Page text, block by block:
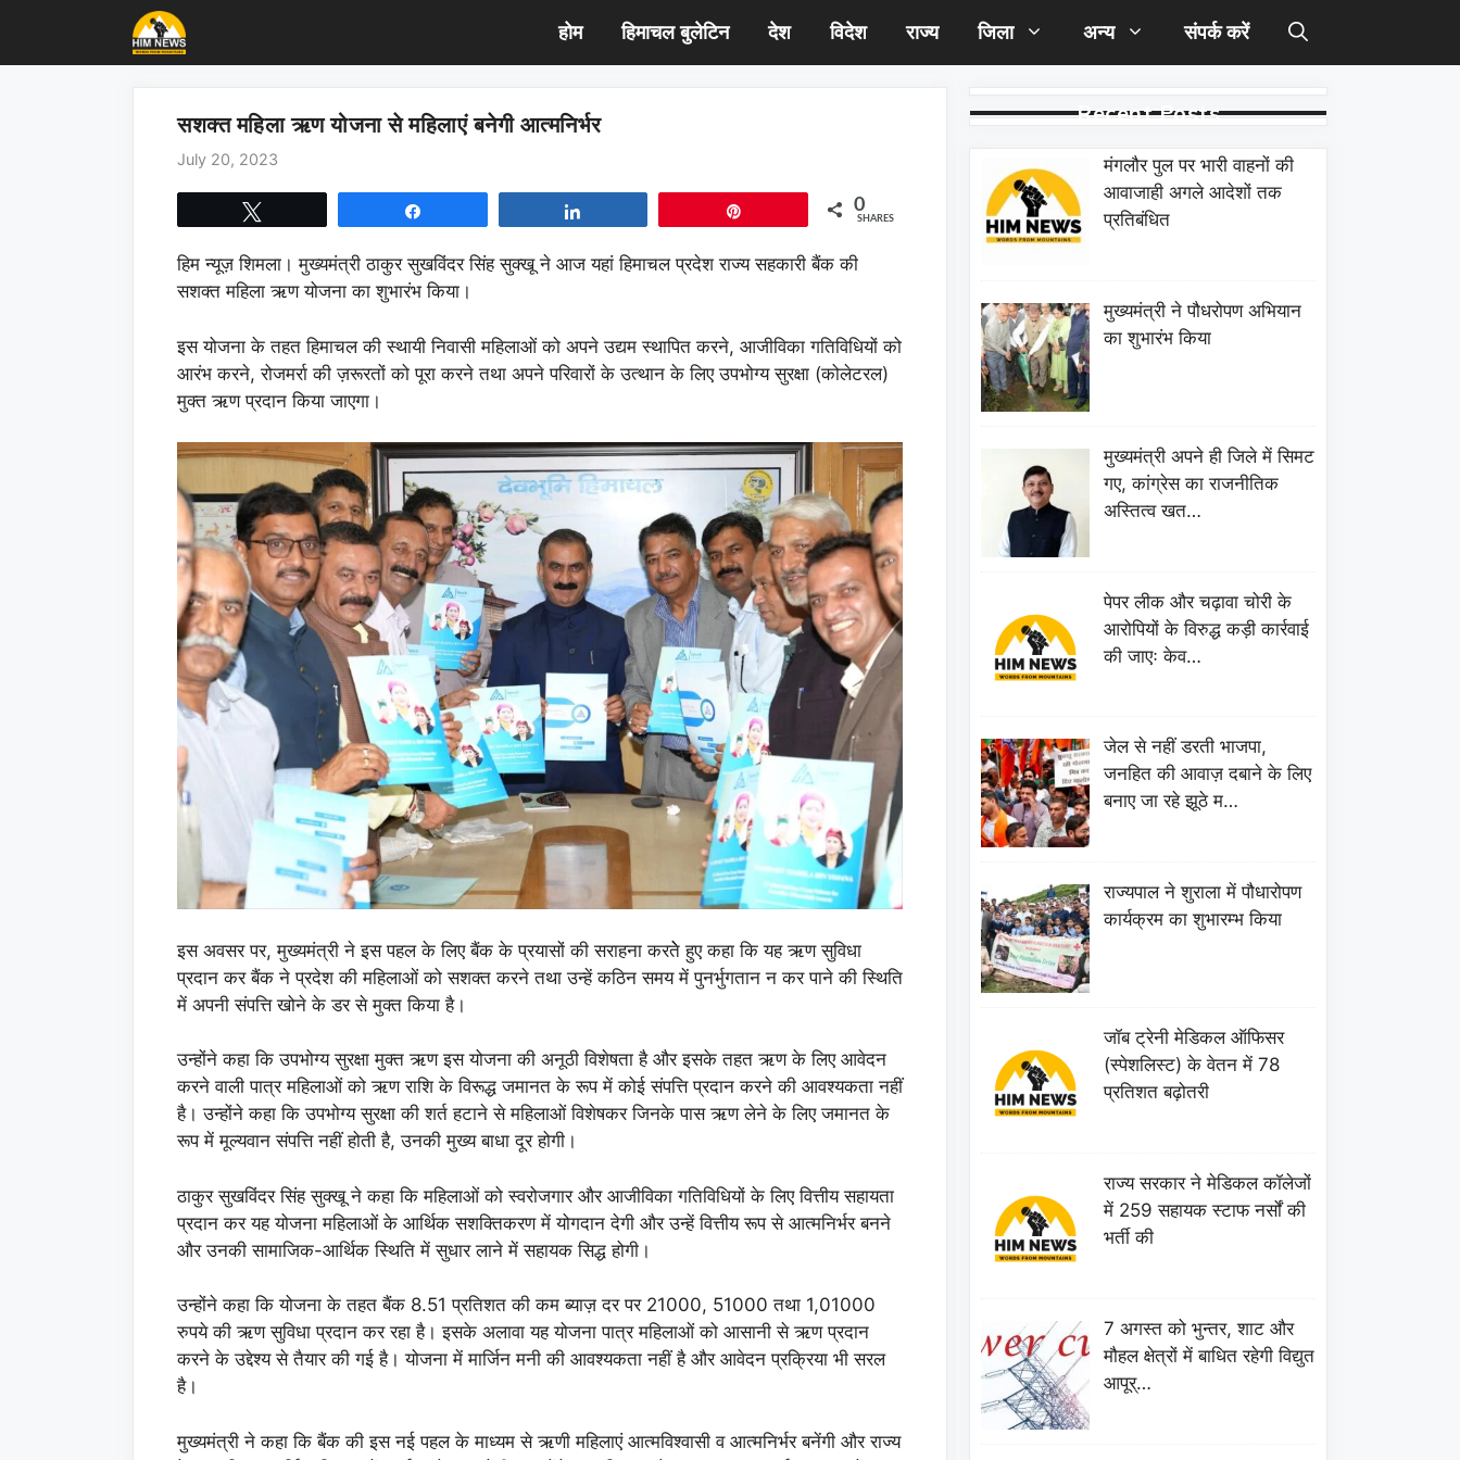
content
होम हिमाचल बुलेटिन देश विदेश राज्य जिला अन्य संपर्क करें
सशक्त महिला ऋण योजना से महिलाएं बनेगी आत्मनिर्भर
July 20, 2023
0
SHARES
हिम न्यूज़ शिमला। मुख्यमंत्री ठाकुर सुखविंदर सिंह सुक्खू ने आज यहां हिमाचल प्रदेश राज्य सहकारी बैंक की
सशक्त महिला ऋण योजना का शुभारंभ किया।
इस योजना के तहत हिमाचल की स्थायी निवासी महिलाओं को अपने उद्यम स्थापित करने, आजीविका गतिविधियों को
आरंभ करने, रोजमर्रा की ज़रूरतों को पूरा करने तथा अपने परिवारों के उत्थान के लिए उपभोग्य सुरक्षा (कोलेटरल)
मुक्त ऋण प्रदान किया जाएगा।
इस अवसर पर, मुख्यमंत्री ने इस पहल के लिए बैंक के प्रयासों की सराहना करतेे हुए कहा कि यह ऋण सुविधा
प्रदान कर बैंक ने प्रदेश की महिलाओं को सशक्त करने तथा उन्हें कठिन समय में पुनर्भुगतान न कर पाने की स्थिति
में अपनी संपत्ति खोने के डर से मुक्त किया है।
उन्होंने कहा कि उपभोग्य सुरक्षा मुक्त ऋण इस योजना की अनूठी विशेषता है और इसके तहत ऋण के लिए आवेदन
करने वाली पात्र महिलाओं को ऋण राशि के विरूद्ध जमानत के रूप में कोई संपत्ति प्रदान करने की आवश्यकता नहीं
है। उन्होंने कहा कि उपभोग्य सुरक्षा की शर्त हटाने से महिलाओं विशेषकर जिनके पास ऋण लेने के लिए जमानत के
रूप में मूल्यवान संपत्ति नहीं होती है, उनकी मुख्य बाधा दूर होगी।
ठाकुर सुखविंदर सिंह सुक्खू ने कहा कि महिलाओं को स्वरोजगार और आजीविका गतिविधियों के लिए वित्तीय सहायता
प्रदान कर यह योजना महिलाओं के आर्थिक सशक्तिकरण में योगदान देगी और उन्हें वित्तीय रूप से आत्मनिर्भर बनने
और उनकी सामाजिक-आर्थिक स्थिति में सुधार लाने में सहायक सिद्ध होगी।
उन्होंने कहा कि योजना के तहत बैंक 8.51 प्रतिशत की कम ब्याज़ दर पर 21000, 51000 तथा 1,01000
रुपये की ऋण सुविधा प्रदान कर रहा है। इसके अलावा यह योजना पात्र महिलाओं को आसानी से ऋण प्रदान
करने के उद्देश्य से तैयार की गई है। योजना में मार्जिन मनी की आवश्यकता नहीं है और आवेदन प्रक्रिया भी सरल
है।
मुख्यमंत्री ने कहा कि बैंक की इस नई पहल के माध्यम से ऋणी महिलाएं आत्मविश्वासी व आत्मनिर्भर बनेंगी और राज्य
Recent Posts
मंगलौर पुल पर भारी वाहनों की
आवाजाही अगले आदेशों तक
प्रतिबंधित
मुख्यमंत्री ने पौधरोपण अभियान
का शुभारंभ किया
मुख्यमंत्री अपने ही जिले में सिमट
गए, कांग्रेस का राजनीतिक
अस्तित्व खत…
पेपर लीक और चढ़ावा चोरी के
आरोपियों के विरुद्ध कड़ी कार्रवाई
की जाएः केव…
जेल से नहीं डरती भाजपा,
जनहित की आवाज़ दबाने के लिए
बनाए जा रहे झूठे म…
राज्यपाल ने शुराला में पौधारोपण
कार्यक्रम का शुभारम्भ किया
जॉब ट्रेनी मेडिकल ऑफिसर
(स्पेशलिस्ट) के वेतन में 78
प्रतिशत बढ़ोतरी
राज्य सरकार ने मेडिकल कॉलेजों
में 259 सहायक स्टाफ नर्सों की
भर्ती की
7 अगस्त को भुन्तर, शाट और
मौहल क्षेत्रों में बाधित रहेगी विद्युत
आपूर्…